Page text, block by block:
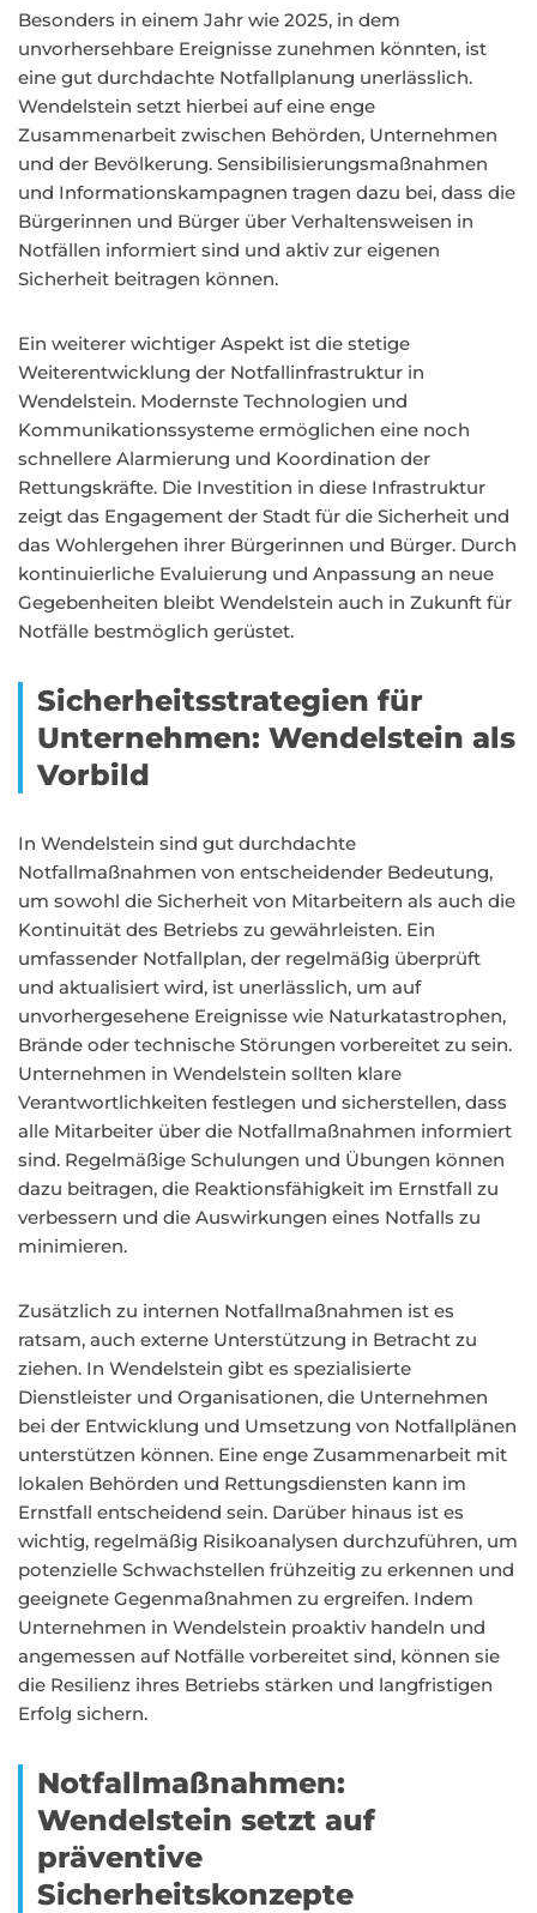
Besonders in einem Jahr wie 2025, in dem
unvorhersehbare Ereignisse zunehmen könnten, ist
eine gut durchdachte Notfallplanung unerlässlich.
Wendelstein setzt hierbei auf eine enge
Zusammenarbeit zwischen Behörden, Unternehmen
und der Bevölkerung. Sensibilisierungsmaßnahmen
und Informationskampagnen tragen dazu bei, dass die
Bürgerinnen und Bürger über Verhaltensweisen in
Notfällen informiert sind und aktiv zur eigenen
Sicherheit beitragen können.
Ein weiterer wichtiger Aspekt ist die stetige
Weiterentwicklung der Notfallinfrastruktur in
Wendelstein. Modernste Technologien und
Kommunikationssysteme ermöglichen eine noch
schnellere Alarmierung und Koordination der
Rettungskräfte. Die Investition in diese Infrastruktur
zeigt das Engagement der Stadt für die Sicherheit und
das Wohlergehen ihrer Bürgerinnen und Bürger. Durch
kontinuierliche Evaluierung und Anpassung an neue
Gegebenheiten bleibt Wendelstein auch in Zukunft für
Notfälle bestmöglich gerüstet.
Sicherheitsstrategien für
Unternehmen: Wendelstein als
Vorbild
In Wendelstein sind gut durchdachte
Notfallmaßnahmen von entscheidender Bedeutung,
um sowohl die Sicherheit von Mitarbeitern als auch die
Kontinuität des Betriebs zu gewährleisten. Ein
umfassender Notfallplan, der regelmäßig überprüft
und aktualisiert wird, ist unerlässlich, um auf
unvorhergesehene Ereignisse wie Naturkatastrophen,
Brände oder technische Störungen vorbereitet zu sein.
Unternehmen in Wendelstein sollten klare
Verantwortlichkeiten festlegen und sicherstellen, dass
alle Mitarbeiter über die Notfallmaßnahmen informiert
sind. Regelmäßige Schulungen und Übungen können
dazu beitragen, die Reaktionsfähigkeit im Ernstfall zu
verbessern und die Auswirkungen eines Notfalls zu
minimieren.
Zusätzlich zu internen Notfallmaßnahmen ist es
ratsam, auch externe Unterstützung in Betracht zu
ziehen. In Wendelstein gibt es spezialisierte
Dienstleister und Organisationen, die Unternehmen
bei der Entwicklung und Umsetzung von Notfallplänen
unterstützen können. Eine enge Zusammenarbeit mit
lokalen Behörden und Rettungsdiensten kann im
Ernstfall entscheidend sein. Darüber hinaus ist es
wichtig, regelmäßig Risikoanalysen durchzuführen, um
potenzielle Schwachstellen frühzeitig zu erkennen und
geeignete Gegenmaßnahmen zu ergreifen. Indem
Unternehmen in Wendelstein proaktiv handeln und
angemessen auf Notfälle vorbereitet sind, können sie
die Resilienz ihres Betriebs stärken und langfristigen
Erfolg sichern.
Notfallmaßnahmen:
Wendelstein setzt auf
präventive
Sicherheitskonzepte